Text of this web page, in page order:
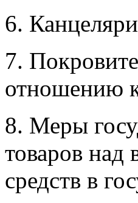
6.
7.
отношению
8. Меры
товаров над
средств в